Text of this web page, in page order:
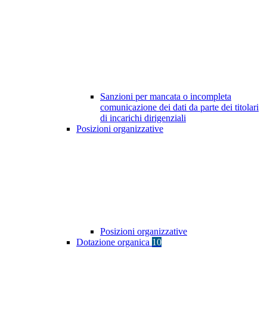
Sanzioni per mancata o incompleta
comunicazione dei dati da parte dei titolari
di incarichi dirigenziali
Posizioni organizzative
Posizioni organizzative
Dotazione organica 10